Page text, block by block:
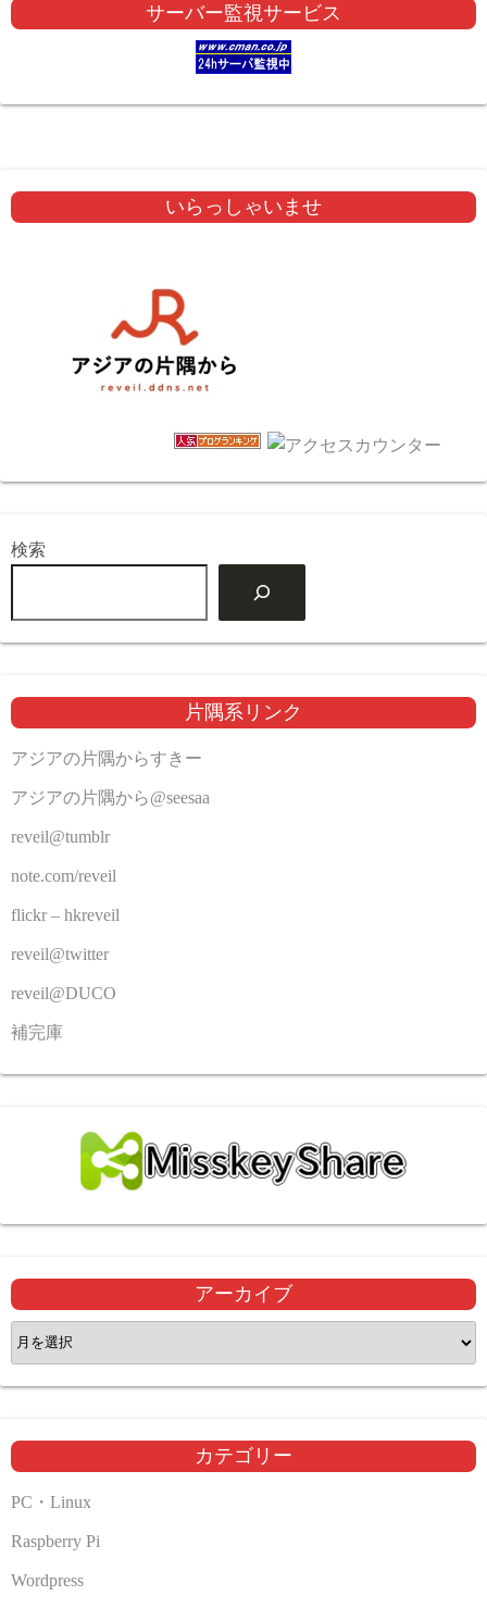
サーバー監視サービス
いらっしゃいませ
検索
片隅系リンク
アジアの片隅からすきー
アジアの片隅から@seesaa
reveil@tumblr
note.com/reveil
flickr – hkreveil
reveil@twitter
reveil@DUCO
補完庫
アーカイブ
ア
ー
カ
ブ
カテゴリー
PC・Linux
Raspberry Pi
Wordpress